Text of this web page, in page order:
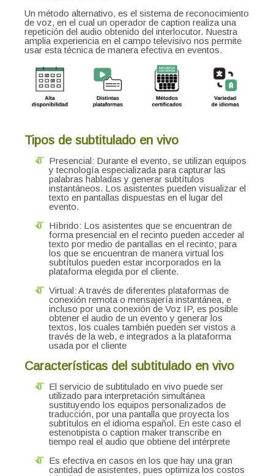
Un método alternativo, es el sistema de reconocimiento
de voz, en el cual un operador de caption realiza una
repetición del audio obtenido del interlocutor. Nuestra
amplia experiencia en el campo televisivo nos permite
usar esta técnica de manera efectiva en eventos.
Tipos de subtitulado en vivo
Presencial: Durante el evento, se utilizan equipos
y tecnología especializada para capturar las
palabras habladas y generar subtítulos
instantáneos. Los asistentes pueden visualizar el
texto en pantallas dispuestas en el lugar del
evento.
Híbrido: Los asistentes que se encuentran de
forma presencial en el recinto pueden acceder al
texto por medio de pantallas en el recinto; para
los que se encuentran de manera virtual los
subtítulos pueden estar incorporados en la
plataforma elegida por el cliente.
Virtual: A través de diferentes plataformas de
conexión remota o mensajería instantánea, e
incluso por una conexión de Voz IP, es posible
obtener el audio de un evento y generar los
textos, los cuales también pueden ser vistos a
través de la web, e integrados a la plataforma
usada por el cliente
Características del subtitulado en vivo
El servicio de subtitulado en vivo puede ser
utilizado para interpretación simultánea
sustituyendo los equipos personalizados de
traducción, por una pantalla que proyecta los
subtítulos en el idioma español. En este caso el
estenotipista o caption maker transcribe en
tiempo real el audio que obtiene del intérprete
Es efectiva en casos en los que hay una gran
cantidad de asistentes, pues optimiza los costos